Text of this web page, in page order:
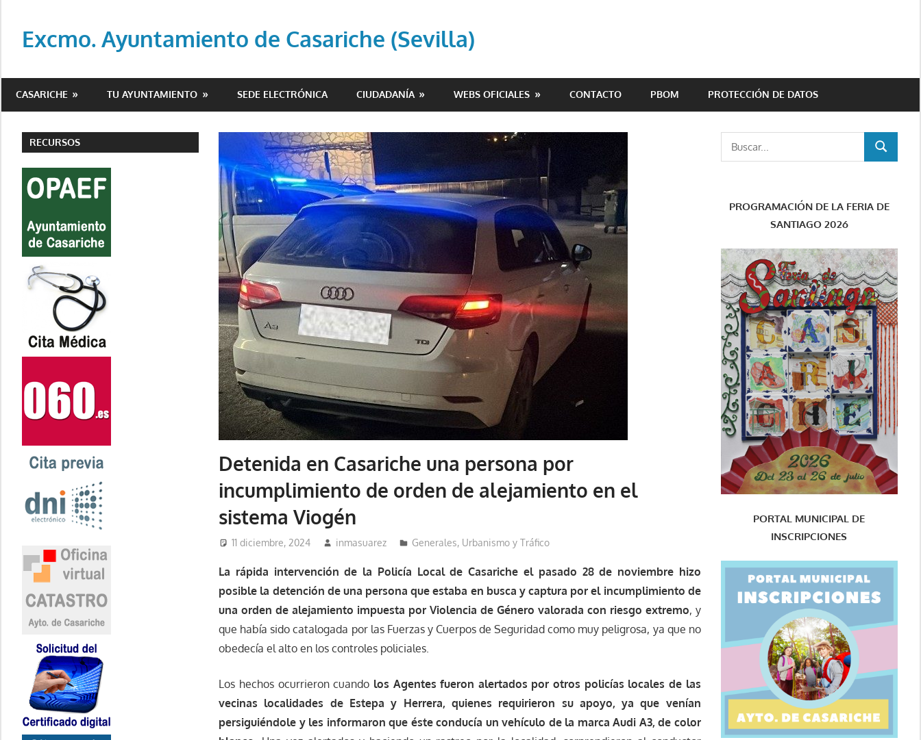
contenido
Excmo. Ayuntamiento de Casariche (Sevilla)
del
de
Casariche
CASARICHE TU AYUNTAMIENTO SEDE ELECTRÓNICA CIUDADANÍA WEBS OFICIALES CONTACTO PBOM PROTECCIÓN DE DATOS
Detenida en Casariche una persona por
incumplimiento de orden de alejamiento en el
sistema Viogén
11 diciembre, 2024 inmasuarez Generales, Urbanismo y Tráfico
La rápida intervención de la Policía Local de Casariche el pasado 28 de noviembre hizo
posible la detención de una persona que estaba en busca y captura por el incumplimiento de
una orden de alejamiento impuesta por Violencia de Género valorada con riesgo extremo, y
que había sido catalogada por las Fuerzas y Cuerpos de Seguridad como muy peligrosa, ya que no
obedecía el alto en los controles policiales.
Los hechos ocurrieron cuando los Agentes fueron alertados por otros policías locales de las
vecinas localidades de Estepa y Herrera, quienes requirieron su apoyo, ya que venían
persiguiéndole y les informaron que éste conducía un vehículo de la marca Audi A3, de color
RECURSOS
BUSCAR
PROGRAMACIÓN DE LA FERIA DE
SANTIAGO 2026
PORTAL MUNICIPAL DE
INSCRIPCIONES